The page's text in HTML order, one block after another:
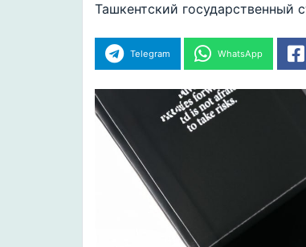
Ташкентский государственный
Telegram WhatsApp